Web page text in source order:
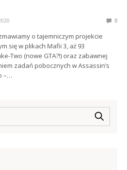
0
o tajemniczym projekcie
się w plikach Mafii 3, aż 93
Two (nowe GTA?!) oraz zabawnej
zadań pobocznych w Assassin’s
–…